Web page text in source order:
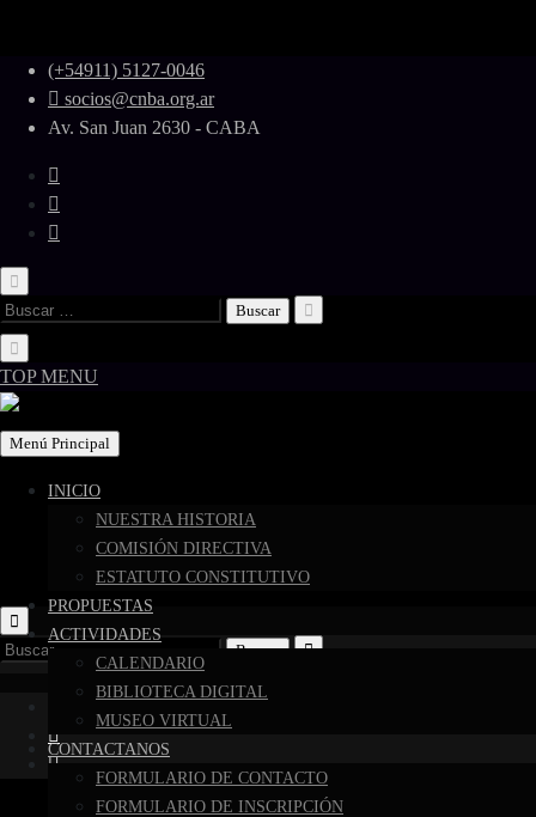
Skip
content
(+54911) 5127-0046
socios@cnba.org.ar
Av. San Juan 2630 - CABA
Buscar:
TOP MENU
Menú Principal
INICIO
NUESTRA HISTORIA
COMISIÓN DIRECTIVA
ESTATUTO CONSTITUTIVO
PROPUESTAS
ACTIVIDADES
CALENDARIO
BIBLIOTECA DIGITAL
MUSEO VIRTUAL
CONTACTANOS
FORMULARIO DE CONTACTO
FORMULARIO DE INSCRIPCIÓN
Buscar: